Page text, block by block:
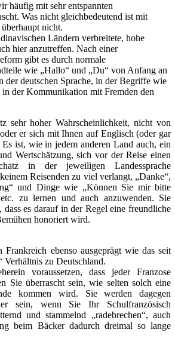
häufig mit sehr entspannten
Was nicht gleichbedeutend ist mit
nicht.
Ländern verbreitete, hohe
hier anzutreffen. Nach einer
gibt es durch normale
wie „Hallo“ und „Du“ von Anfang an
der deutschen Sprache, in der Begriffe wie
in der Kommunikation mit Fremden den
sehr hoher Wahrscheinlichkeit, nicht von
er sich mit Ihnen auf Englisch (oder gar
ist, wie in jedem anderen Land auch, ein
Wertschätzung, sich vor der Reise einen
in der jeweiligen Landessprache
Reisenden zu viel verlangt, „Danke“,
und Dinge wie „Können Sie mir bitte
etc. zu lernen und auch anzuwenden. Sie
dass es darauf in der Regel eine freundliche
honoriert wird.
ebenso ausgeprägt wie das seit
Verhältnis zu Deutschland.
voraussetzen, dass jeder Franzose
Sie überrascht sein, wie selten solch eine
kommen wird. Sie werden dagegen
sein, wenn Sie Ihr Schulfranzösisch
und stammelnd „radebrechen“, auch
beim Bäcker dadurch dreimal so lange